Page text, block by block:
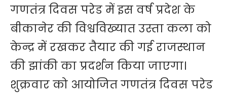
गणतंत्र दिवस परेड में इस वर्ष प्रदेश के
बीकानेर की विश्वविख्यात उस्ता कला को
केन्द्र में रखकर तैयार की गई राजस्थान
की झांकी का प्रदर्शन किया जाएगा।
शुक्रवार को आयोजित गणतंत्र दिवस परेड